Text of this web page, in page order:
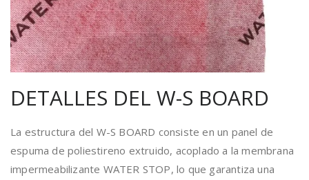
DETALLES DEL W-S BOARD
La estructura del W-S BOARD consiste en un panel de
espuma de poliestireno extruido, acoplado a la membrana
impermeabilizante WATER STOP, lo que garantiza una